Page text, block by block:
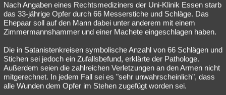
Nach Angaben eines Rechtsmediziners der Uni-Klinik Essen starb
das 33-jährige Opfer durch 66 Messerstiche und Schläge. Das
Ehepaar soll auf den Mann dabei unter anderem mit einem
Zimmermannshammer und einer Machete eingeschlagen haben.
Die in Satanistenkreisen symbolische Anzahl von 66 Schlägen und
Stichen sei jedoch ein Zufallsbefund, erklärte der Pathologe.
Außerdem seien die zahlreichen Verletzungen an den Armen nicht
mitgerechnet. In jedem Fall sei es "sehr unwahrscheinlich", dass
alle Wunden dem Opfer im Stehen zugefügt worden sei.